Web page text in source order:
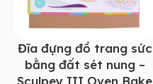
Đĩa đựng đồ trang sức
bằng đất sét nung –
Sculpey III Oven Bake